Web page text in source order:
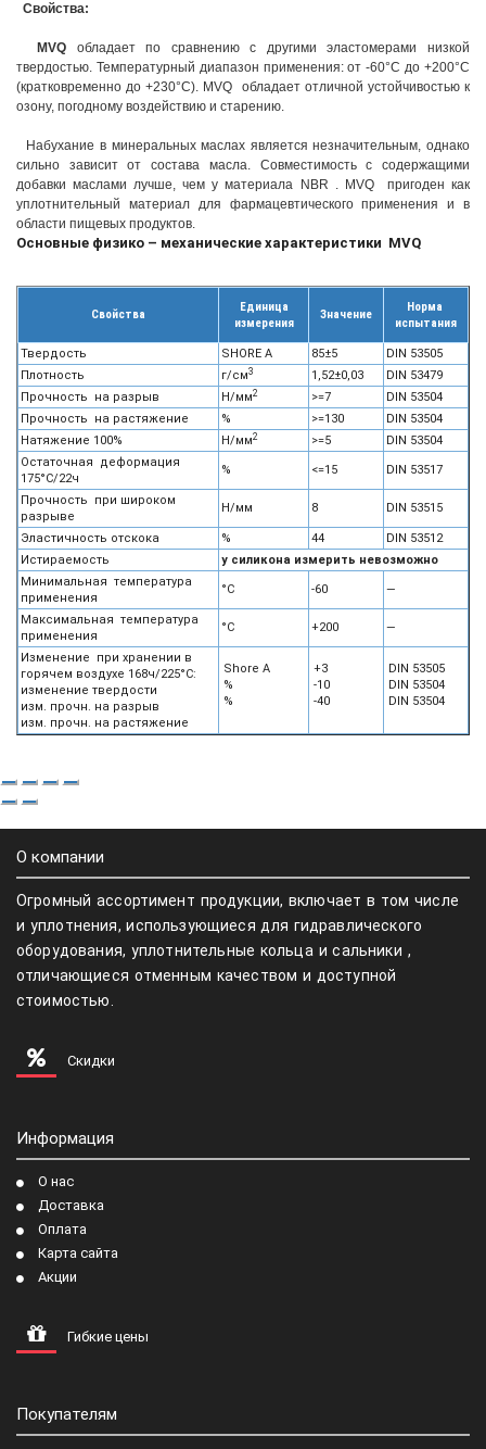
Свойства:
MVQ обладает по сравнению с другими эластомерами низкой
твердостью. Температурный диапазон применения: от -60°С до +200°С
(кратковременно до +230°С). MVQ обладает отличной устойчивостью к
озону, погодному воздействию и старению.
Набухание в минеральных маслах является незначительным, однако
сильно зависит от состава масла. Совместимость с содержащими
добавки маслами лучше, чем у материала NBR . MVQ пригоден как
уплотнительный материал для фармацевтического применения и в
области пищевых продуктов.
Основные физико – механические характеристики MVQ
Свойства
Единица
измерения
Значение
Норма
испытания
Твердость SHORE A 85±5
DIN 53505
Плотность
г/см3 1,52±0,03
DIN 53479
Прочность на разрыв
Н/мм2 >=7
DIN 53504
Прочность на растяжение
% >=130
DIN 53504
Натяжение 100%
Н/мм2 >=5
DIN 53504
Остаточная деформация
175°С/22ч
% <=15 DIN 53517
Прочность при широком
разрыве
Н/мм 8 DIN 53515
Эластичность отскока % 44
DIN 53512
Истираемость
у силикона измерить невозможно
Минимальная температура
применения
°С -60 —
Максимальная температура
применения
°С +200 —
Изменение при хранении в
горячем воздухе 168ч/225°С:
изменение твердости
изм. прочн. на разрыв
изм. прочн. на растяжение
Shore A
%
%
+3
-10
-40
DIN 53505
DIN 53504
DIN 53504
О компании
Огромный ассортимент продукции, включает в том числе
и уплотнения, использующиеся для гидравлического
оборудования, уплотнительные кольца и сальники ,
отличающиеся отменным качеством и доступной
стоимостью.
Скидки
Информация
О нас
Доставка
Оплата
Карта сайта
Акции
Гибкие цены
Покупателям